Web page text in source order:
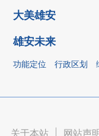
大美雄安
雄安未来
功能定位 行政区划
关于本站 网站声